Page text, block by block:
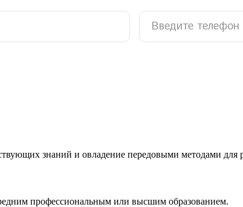
знаний и овладение передовыми методами для
профессиональным или высшим образованием.